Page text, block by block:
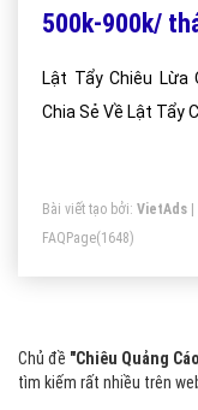
500k-900k/
Lật Tẩy Chiêu Lừa
Chia Sẻ Về Lật Tẩy
Bài viết tạo bởi: VietAds
FAQPage(1648)
Chủ đề "Chiêu Quảng
tìm kiếm rất nhiều trên